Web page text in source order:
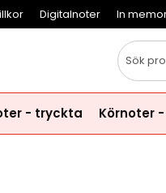
Digitalnoter In
- tryckta Körnoter